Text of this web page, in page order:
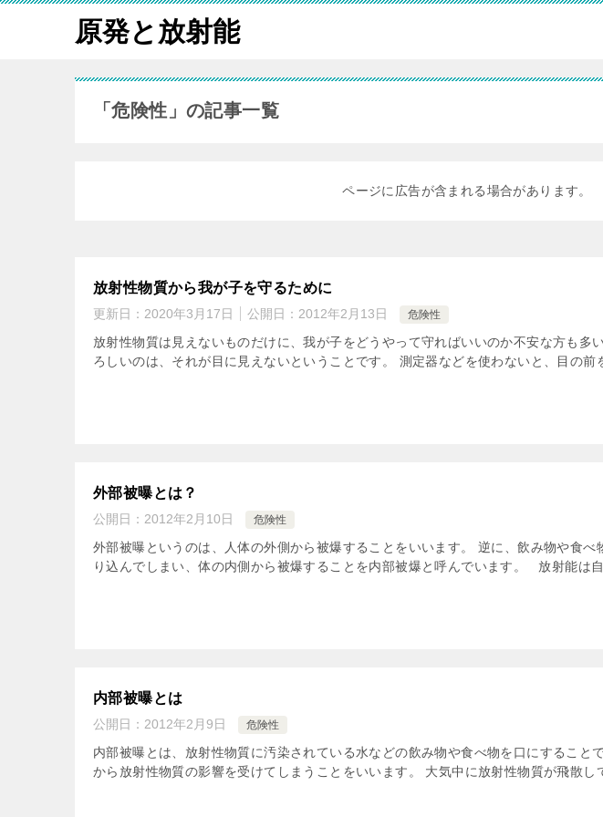
原発と放射能
「危険性」の記事一覧
ページに広告が含まれる場合があります。
放射性物質から我が子を守るために
更新日： 2020年3月17日 公開日： 2012年2月13日 危険性
放射性物質は見えないものだけに、我が子をどうやって守ればいいのか不安な方も多
ろしいのは、それが目に見えないということです。 測定器などを使わないと、目の
外部被曝とは？
公開日： 2012年2月10日 危険性
外部被曝というのは、人体の外側から被爆することをいいます。 逆に、飲み物や食べ
り込んでしまい、体の内側から被爆することを内部被爆と呼んでいます。 放射能は
内部被曝とは
公開日： 2012年2月9日 危険性
内部被曝とは、放射性物質に汚染されている水などの飲み物や食べ物を口にすること
から放射性物質の影響を受けてしまうことをいいます。 大気中に放射性物質が飛散